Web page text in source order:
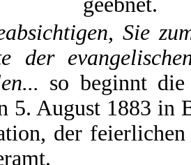
Sie
der
so beginnt
5. August 1883 in
der